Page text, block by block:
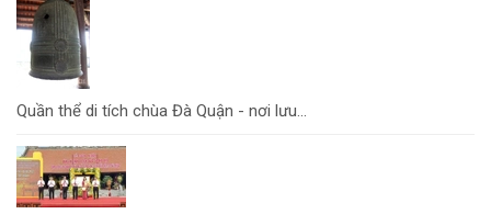
Quần thể di tích chùa Đà Quận - nơi lưu...